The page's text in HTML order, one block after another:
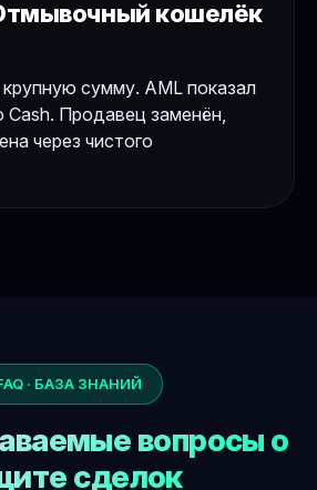
кошелёк
сумму. AML показал
Cash. Продавец заменён,
через чистого
· БАЗА ЗНАНИЙ
вопросы о
сделок